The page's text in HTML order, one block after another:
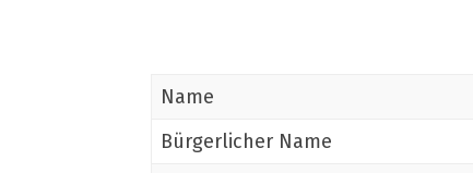
Name
Bürgerlicher Name